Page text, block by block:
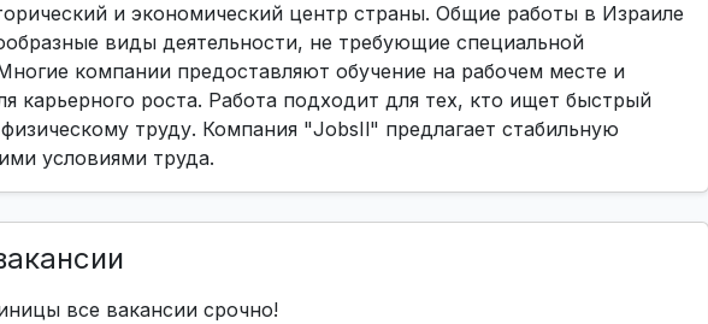
и экономический центр страны. Общие работы в Израиле
виды деятельности, не требующие специальной
компании предоставляют обучение на рабочем месте и
карьерного роста. Работа подходит для тех, кто ищет быстрый
труду. Компания "JobsIl" предлагает стабильную
условиями труда.
все вакансии срочно!